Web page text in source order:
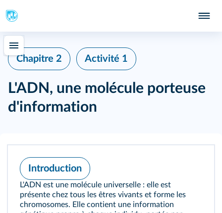
Chapitre 2 Activité 1
L'ADN, une molécule porteuse
d'information
Introduction
L'ADN est une molécule universelle : elle est
présente chez tous les êtres vivants et forme les
chromosomes. Elle contient une information